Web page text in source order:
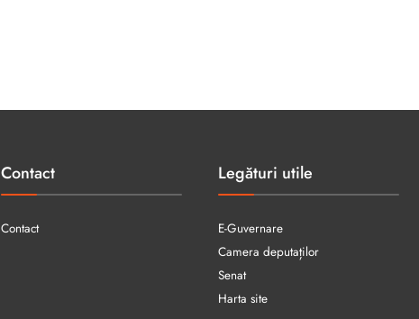
Contact
Contact
Legături utile
E-Guvernare
Camera deputaților
Senat
Harta site